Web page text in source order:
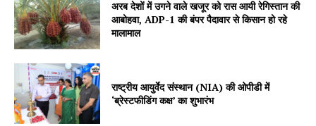
SUBSCRIBE NOW
Company
अरब देशों में उगने वाले खजूर को रास आयी रेगिस्तान की
आबोहवा, ADP-1 की बंपर पैदावार से किसान हो रहे
मालामाल
राष्ट्रीय आयुर्वेद संस्थान (NIA) की ओपीडी में
‘ब्रेस्टफीडिंग कक्ष’ का शुभारंभ